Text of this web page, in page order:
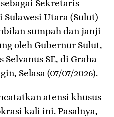
Sekretaris
Sulawesi Utara (Sulut)
sumpah dan janji
oleh Gubernur Sulut,
SE, di Graha
Selasa (07/07/2026).
atensi khusus
kali ini. Pasalnya,